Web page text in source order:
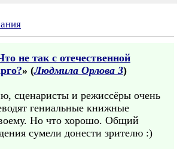
не так с отечественной
» (Людмила Орлова 3)
сценаристы и режиссёры очень
гениальные книжные
Но что хорошо. Общий
сумели донести зрителю :)